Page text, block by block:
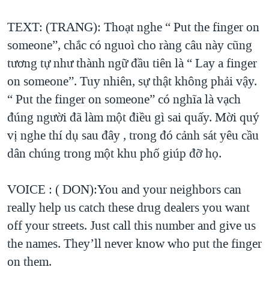
TEXT: (TRANG): Thoạt nghe “ Put the finger on
someone”, chắc có nguoì cho ràng câu này cũng
tương tự như thành ngữ đầu tiên là “ Lay a finger
on someone”. Tuy nhiên, sự thật không phải vậy.
“ Put the finger on someone” có nghĩa là vạch
đúng người đã làm một điều gì sai quấy. Mời quý
vị nghe thí dụ sau đây , trong đó cảnh sát yêu cầu
dân chúng trong một khu phố giúp đỡ họ.
VOICE : ( DON):You and your neighbors can
really help us catch these drug dealers you want
off your streets. Just call this number and give us
the names. They’ll never know who put the finger
on them.